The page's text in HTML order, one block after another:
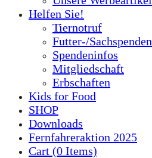
Helfen Sie!
Tiernotruf
Futter-/Sachspenden
Spendeninfos
Mitgliedschaft
Erbschaften
Kids for Food
SHOP
Downloads
Fernfahreraktion 2025
Cart (0 Items)